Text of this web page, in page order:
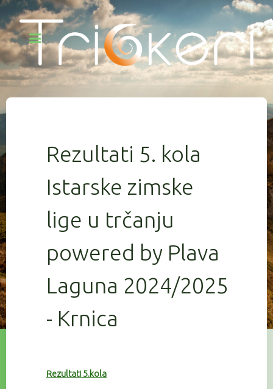
Rezultati 5. kola
Istarske zimske
lige u trčanju
powered by Plava
Laguna 2024/2025
- Krnica
Rezultati 5.kola